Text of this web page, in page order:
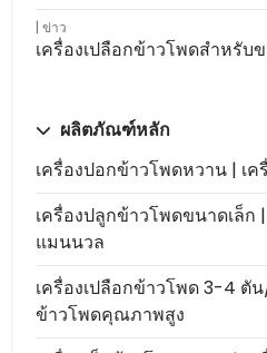
ข่าว
เครื่องเปลือกข้าวโพดสำหรับ
ผลิตภัณฑ์หลัก
เครื่องปอกข้าวโพดหวาน | เ
เครื่องปลูกข้าวโพดขนาดเล็ก
แมนนวล
เครื่องเปลือกข้าวโพด 3-4 ตัน
ข้าวโพดคุณภาพสูง